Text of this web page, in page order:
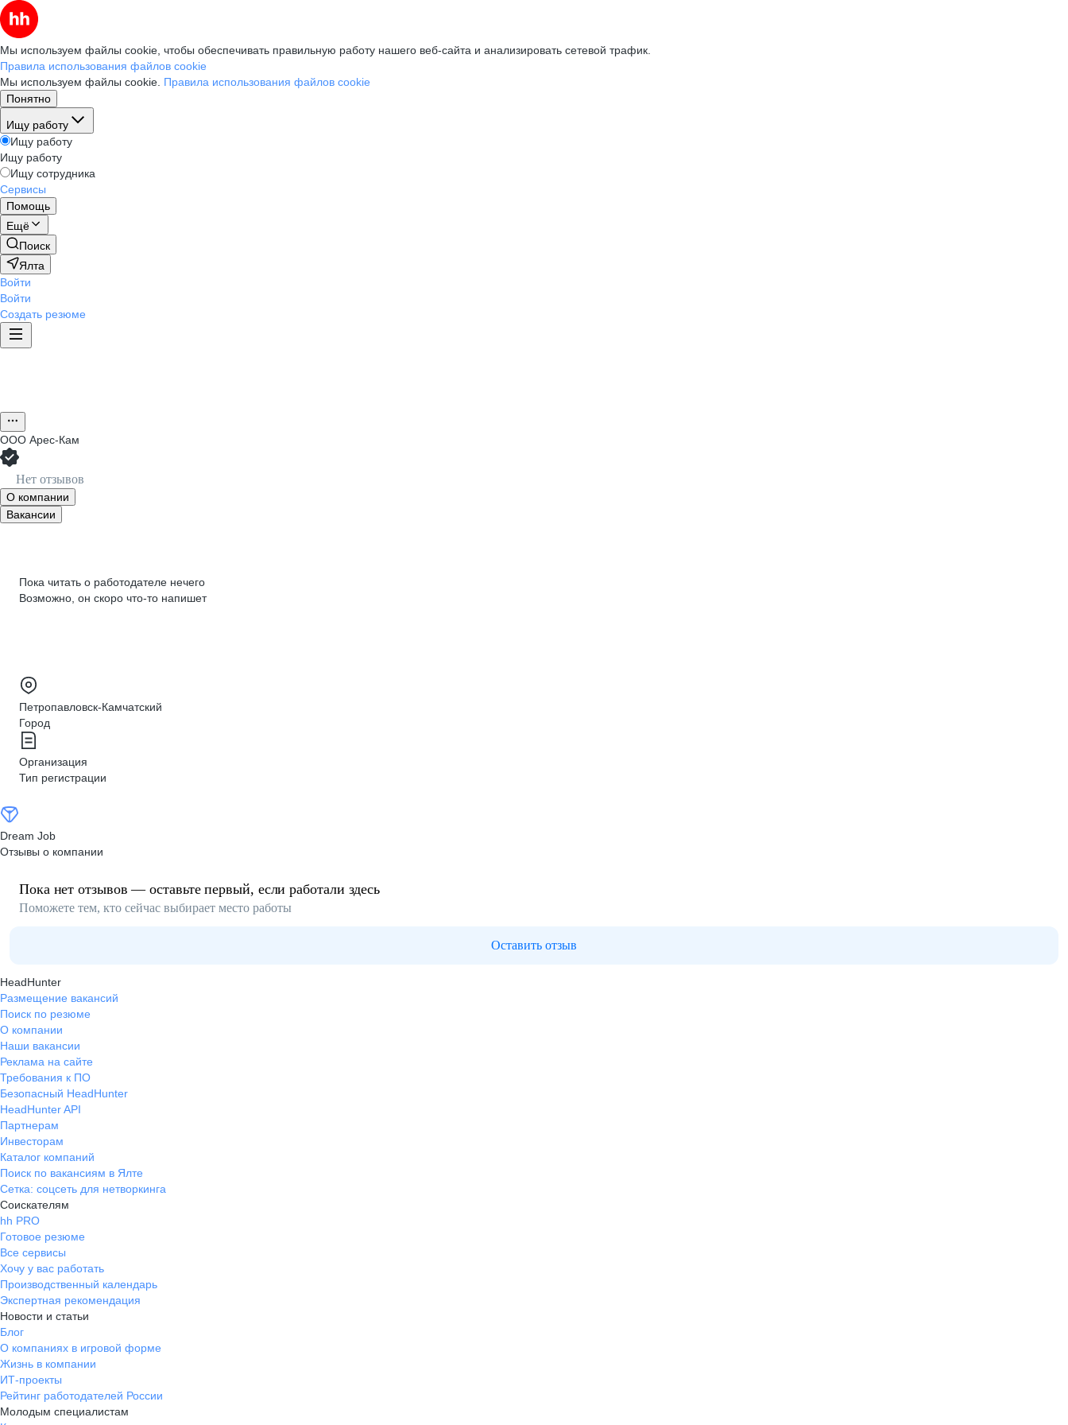
Мы используем файлы cookie, чтобы обеспечивать правильную работу нашего веб-сайта и анализировать сетевой трафик.
Правила использования файлов cookie
Мы используем файлы cookie. Правила использования файлов cookie
Понятно
Ищу работу
Ищу работу
Ищу работу
Ищу сотрудника
Сервисы
Помощь
Ещё
Поиск
Ялта
Войти
Войти
Создать резюме
ООО Арес-Кам
Нет отзывов
О компании
Вакансии
Пока читать о работодателе нечего
Возможно, он скоро что‑то напишет
Петропавловск-Камчатский
Город
Организация
Тип регистрации
Dream Job
Отзывы о компании
Пока нет отзывов — оставьте первый, если работали здесь
Поможете тем, кто сейчас выбирает место работы
Оставить отзыв
HeadHunter
Размещение вакансий
Поиск по резюме
О компании
Наши вакансии
Реклама на сайте
Требования к ПО
Безопасный HeadHunter
HeadHunter API
Партнерам
Инвесторам
Каталог компаний
Поиск по вакансиям в Ялте
Сетка: соцсеть для нетворкинга
Соискателям
hh PRO
Готовое резюме
Все сервисы
Хочу у вас работать
Производственный календарь
Экспертная рекомендация
Новости и статьи
Блог
О компаниях в игровой форме
Жизнь в компании
ИТ-проекты
Рейтинг работодателей России
Молодым специалистам